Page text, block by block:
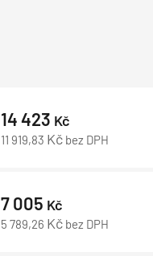
14 423 Kč
11 919,83 Kč bez DPH
7 005 Kč
5 789,26 Kč bez DPH